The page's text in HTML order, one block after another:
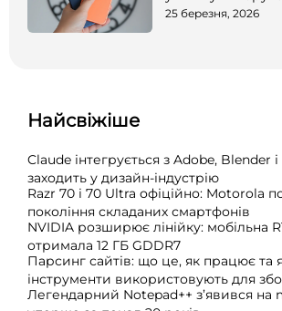
25 березня, 2026
Найсвіжіше
Claude інтегрується з Adobe, Blender
заходить у дизайн-індустрію
Razr 70 і 70 Ultra офіційно: Motorola
покоління складаних смартфонів
NVIDIA розширює лінійку: мобільна
отримала 12 ГБ GDDR7
Парсинг сайтів: що це, як працює та
інструменти використовують для
Легендарний Notepad++ з’явився на